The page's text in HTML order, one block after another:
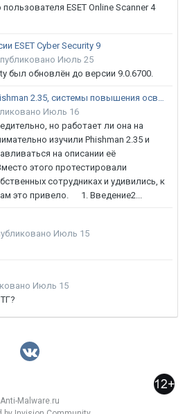
ESET Online Scanner 4
ESET Cyber Security 9
Июль 25
был обновлён до версии 9.0.6700.
Тестирование Phishman 2.35, системы повышения осведомлённости пользователей в сфере ИБ
Июль 16
но работает ли она на
изучили Phishman 2.35 и
на описании её
этого протестировали
сотрудниках и удивились, к
это привело. 1. Введение2...
Июль 15
Июль 15
Anti-Malware.ru